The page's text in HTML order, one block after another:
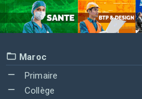
Maroc
Primaire
Collège